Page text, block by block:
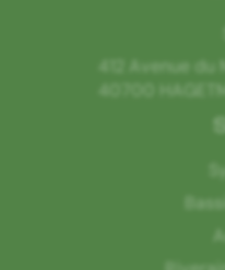
412 Avenue du
40700